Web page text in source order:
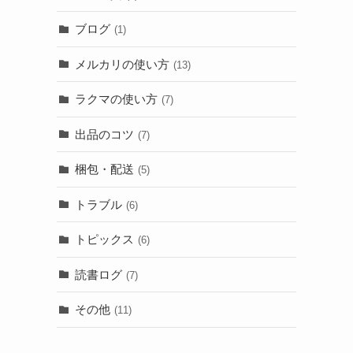
ブログ (1)
メルカリの使い方 (13)
ラクマの使い方 (7)
出品のコツ (7)
梱包・配送 (5)
トラブル (6)
トピックス (6)
読書ログ (7)
その他 (11)